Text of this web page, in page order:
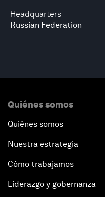
Headquarters
Russian Federation
Quiénes somos
Quiénes somos
Nuestra estrategia
Cómo trabajamos
Liderazgo y gobernanza